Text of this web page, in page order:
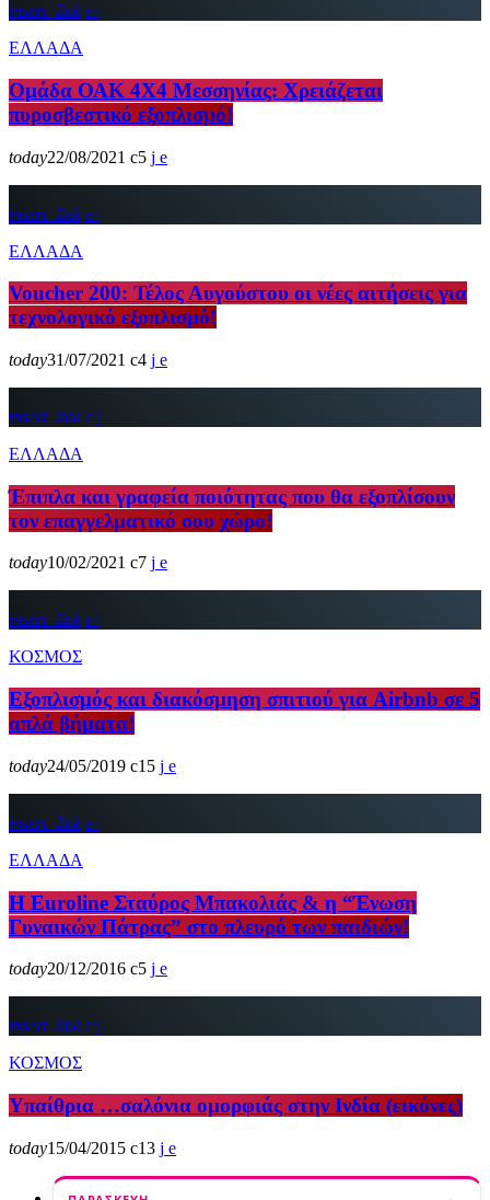
insert_link
ΕΛΛΑΔΑ
Ομάδα ΟΑΚ 4Χ4 Μεσσηνίας: Χρειάζεται
πυροσβεστικό εξοπλισμό!
today22/08/2021 5
insert_link
ΕΛΛΑΔΑ
Voucher 200: Τέλος Αυγούστου οι νέες αιτήσεις για
τεχνολογικό εξοπλισμό!
today31/07/2021 4
insert_link
ΕΛΛΑΔΑ
Έπιπλα και γραφεία ποιότητας που θα εξοπλίσουν
τον επαγγελματικό σου χώρο!
today10/02/2021 7
insert_link
ΚΟΣΜΟΣ
Εξοπλισμός και διακόσμηση σπιτιού για Airbnb σε 5
απλά βήματα!
today24/05/2019 15
insert_link
ΕΛΛΑΔΑ
H Euroline Σταύρος Μπακολιάς & η “Ένωση
Γυναικών Πάτρας” στο πλευρό των παιδιών!
today20/12/2016 5
insert_link
ΚΟΣΜΟΣ
Υπαίθρια …σαλόνια ομορφιάς στην Ινδία (εικόνες)
today15/04/2015 13